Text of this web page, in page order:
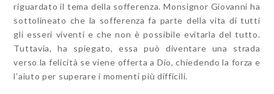
riguardato il tema della sofferenza. Monsignor Giovanni ha
sottolineato che la sofferenza fa parte della vita di tutti
gli esseri viventi e che non è possibile evitarla del tutto.
Tuttavia, ha spiegato, essa può diventare una strada
verso la felicità se viene offerta a Dio, chiedendo la forza e
l’aiuto per superare i momenti più difficili.